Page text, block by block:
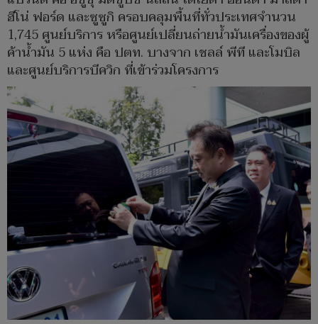
ฮีโน่ ฟอร์ด และซูซูกิ ครอบคลุมพื้นที่ทั่วประเทศจำนวน
1,745 ศูนย์บริการ หรือศูนย์เปลี่ยนถ่ายน้ำมันเครื่องของผู้
ค้าน้ำมัน 5 แห่ง คือ ปตท. บางจาก เชลล์ พีที และโมบิล
และศูนย์บริการบีควิก ที่เข้าร่วมโครงการ